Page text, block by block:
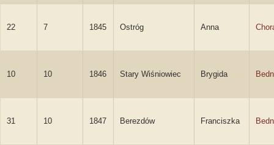
22 7 1845 Ostróg Anna
10 10 1846 Stary Wiśniowiec Brygida
31 10 1847 Berezdów Franciszka